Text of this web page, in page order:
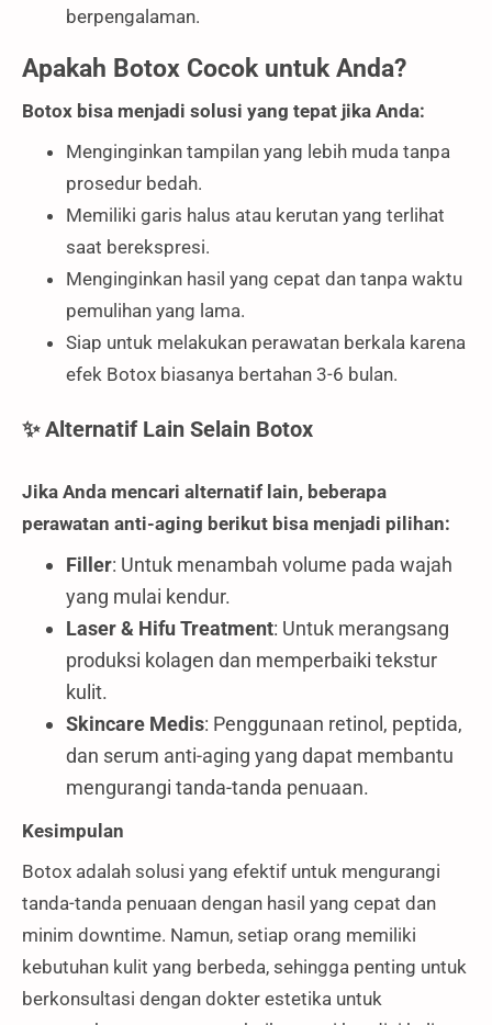
berpengalaman.
Apakah Botox Cocok untuk Anda?
Botox bisa menjadi solusi yang tepat jika Anda:
Menginginkan tampilan yang lebih muda tanpa
prosedur bedah.
Memiliki garis halus atau kerutan yang terlihat
saat berekspresi.
Menginginkan hasil yang cepat dan tanpa waktu
pemulihan yang lama.
Siap untuk melakukan perawatan berkala karena
efek Botox biasanya bertahan 3-6 bulan.
✨ Alternatif Lain Selain Botox
Jika Anda mencari alternatif lain, beberapa
perawatan anti-aging berikut bisa menjadi pilihan:
Filler: Untuk menambah volume pada wajah
yang mulai kendur.
Laser & Hifu Treatment: Untuk merangsang
produksi kolagen dan memperbaiki tekstur
kulit.
Skincare Medis: Penggunaan retinol, peptida,
dan serum anti-aging yang dapat membantu
mengurangi tanda-tanda penuaan.
Kesimpulan
Botox adalah solusi yang efektif untuk mengurangi
tanda-tanda penuaan dengan hasil yang cepat dan
minim downtime. Namun, setiap orang memiliki
kebutuhan kulit yang berbeda, sehingga penting untuk
berkonsultasi dengan dokter estetika untuk